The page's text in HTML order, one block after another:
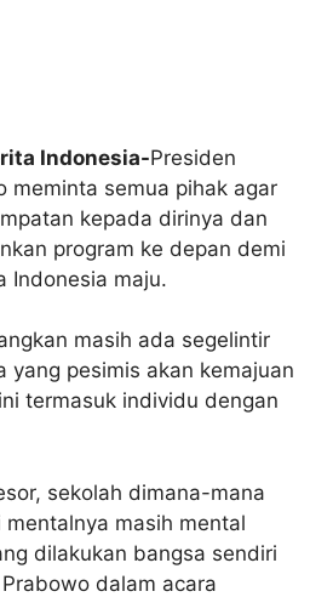
Indonesia-Presiden
meminta semua pihak agar
kepada dirinya dan
program ke depan demi
Indonesia maju.
masih ada segelintir
yang pesimis akan kemajuan
termasuk individu dengan
sekolah dimana-mana
masih mental
dilakukan bangsa sendiri
dalam acara